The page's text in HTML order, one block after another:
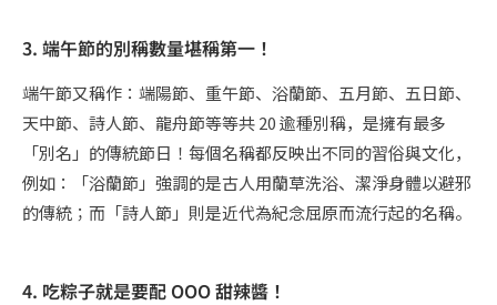
3. 端午節的別稱數量堪稱第一！
端午節又稱作：端陽節、重午節、浴蘭節、五月節、五日節、
天中節、詩人節、龍舟節等等共 20 逾種別稱，是擁有最多
「別名」的傳統節日！每個名稱都反映出不同的習俗與文化，
例如：「浴蘭節」強調的是古人用蘭草洗浴、潔淨身體以避邪
的傳統；而「詩人節」則是近代為紀念屈原而流行起的名稱。
4. 吃粽子就是要配 OOO 甜辣醬！